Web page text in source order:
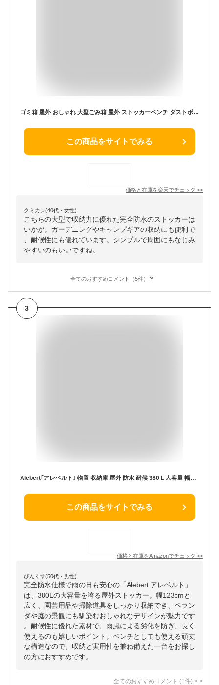
ゴミ箱 屋外 おしゃれ 大型ごみ箱 屋外 ストッカーベンチ ダストボックス大型 ベンチ マルチストレージボックス 屋外 収納 ベンチストッカー 大量収納 庭 玄関 宅配ボックス ゴミ箱大容量 物置 屋内ストッカー ポリ缶 屋外 ベランダ収納 新生活
この商品をサイトでみる
価格と在庫を楽天でチェック >>
クミカン(40代・女性)
こちらの大型で収納力に優れた完全防水のストッカーは
いかが。ガーデニングやキャンプギアの収納にも便利で
、耐候性にも優れています。シンプルで周囲にもなじみ
やすいのもいいですね。
全てのおすすめコメント（5件）
3
Alebert｢アレベルト｣ 物置 収納庫 屋外 防水 耐候 380Ｌ大容量 幅123*奥行57*高さ62cm ベランダ収納 大型物置 倉庫 ベランダストッカー 屋外収納 ガーデン収納 ベンチ コンテナ ガーデン/庭/ベランダ 収納 大容量 おしゃれ (ブラック, 380L)
この商品をサイトでみる
価格と在庫をAmazonでチェック >>
ぴんくす(50代・男性)
完全防水仕様で雨の日も安心の「Alebert アレベルト」
は、380Lの大容量を誇る屋外ストッカー。幅123cmと
広く、園芸用品や掃除道具をしっかり収納でき、ベラン
ダや庭の景観にも馴染むおしゃれなデザインが魅力です
。耐候性に優れた素材で、雨風による劣化を防ぎ、長く
使えるのも嬉しいポイント。ベンチとしても使える頑丈
な構造なので、収納と実用性を兼ね備えた一台をお探し
の方におすすめです。
全てのおすすめコメント (1 件) >